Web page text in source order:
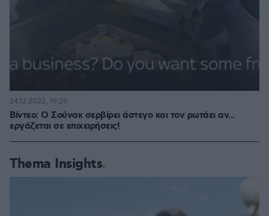
Βίντεο: Ο Σούνακ σερβίρει άστεγο και τον ρωτάει αν...
εργάζεται σε επιχειρήσεις!
24.12.2022, 19:20
Thema Insights